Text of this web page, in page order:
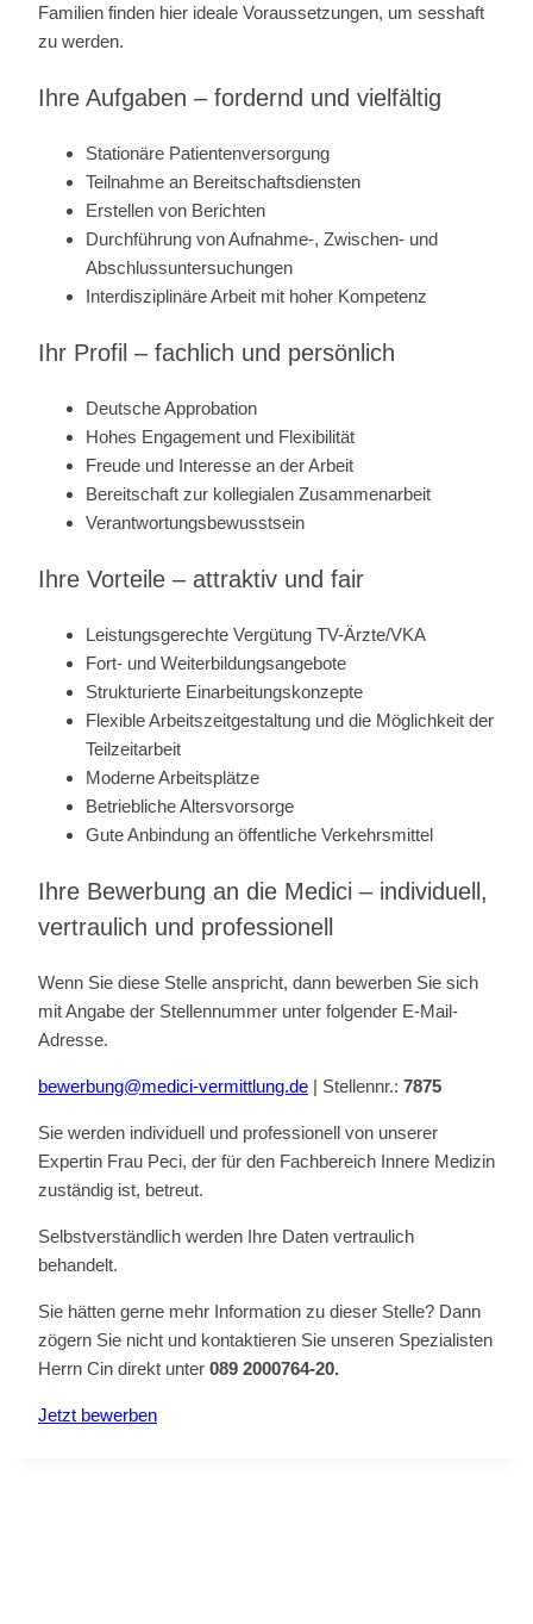
Familien finden hier ideale Voraussetzungen, um sesshaft
zu werden.
Ihre Aufgaben – fordernd und vielfältig
Stationäre Patientenversorgung
Teilnahme an Bereitschaftsdiensten
Erstellen von Berichten
Durchführung von Aufnahme-, Zwischen- und
Abschlussuntersuchungen
Interdisziplinäre Arbeit mit hoher Kompetenz
Ihr Profil – fachlich und persönlich
Deutsche Approbation
Hohes Engagement und Flexibilität
Freude und Interesse an der Arbeit
Bereitschaft zur kollegialen Zusammenarbeit
Verantwortungsbewusstsein
Ihre Vorteile – attraktiv und fair
Leistungsgerechte Vergütung TV-Ärzte/VKA
Fort- und Weiterbildungsangebote
Strukturierte Einarbeitungskonzepte
Flexible Arbeitszeitgestaltung und die Möglichkeit der
Teilzeitarbeit
Moderne Arbeitsplätze
Betriebliche Altersvorsorge
Gute Anbindung an öffentliche Verkehrsmittel
Ihre Bewerbung an die Medici – individuell,
vertraulich und professionell
Wenn Sie diese Stelle anspricht, dann bewerben Sie sich
mit Angabe der Stellennummer unter folgender E-Mail-
Adresse.
bewerbung@medici-vermittlung.de | Stellennr.: 7875
Sie werden individuell und professionell von unserer
Expertin Frau Peci, der für den Fachbereich Innere Medizin
zuständig ist, betreut.
Selbstverständlich werden Ihre Daten vertraulich
behandelt.
Sie hätten gerne mehr Information zu dieser Stelle? Dann
zögern Sie nicht und kontaktieren Sie unseren Spezialisten
Herrn Cin direkt unter 089 2000764-20.
Jetzt bewerben